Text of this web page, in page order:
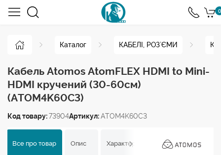
0
Каталог КАБЕЛІ, РОЗ`ЄМИ
Кабель Atomos AtomFLEX HDMI to Mini-
HDMI кручений (30-60см)
(ATOM4K60C3)
Код товару:73904Артикул:ATOM4K60C3
Все про товар Опис Характеристики Відгуки